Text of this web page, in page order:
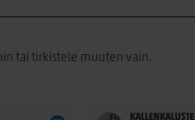
tai tirkistele muuten vain.
KALLENKALUSTE